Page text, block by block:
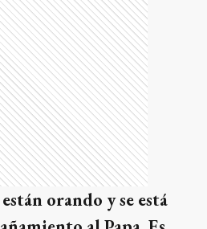
orando y se está